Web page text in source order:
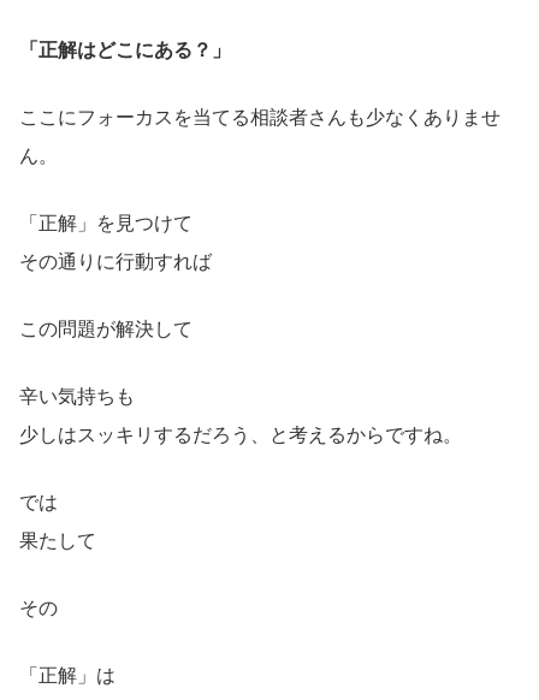
「正解はどこにある？」
ここにフォーカスを当てる相談者さんも少なくありませ
ん。
「正解」を見つけて
その通りに行動すれば
この問題が解決して
辛い気持ちも
少しはスッキリするだろう、と考えるからですね。
では
果たして
その
「正解」は